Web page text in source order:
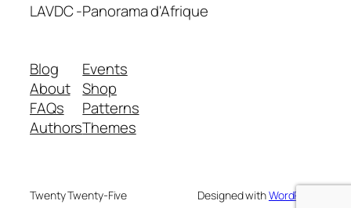
LAVDC -Panorama d'Afrique
Blog
About
FAQs
Authors
Events
Shop
Patterns
Themes
Twenty Twenty-Five Designed withWordPress